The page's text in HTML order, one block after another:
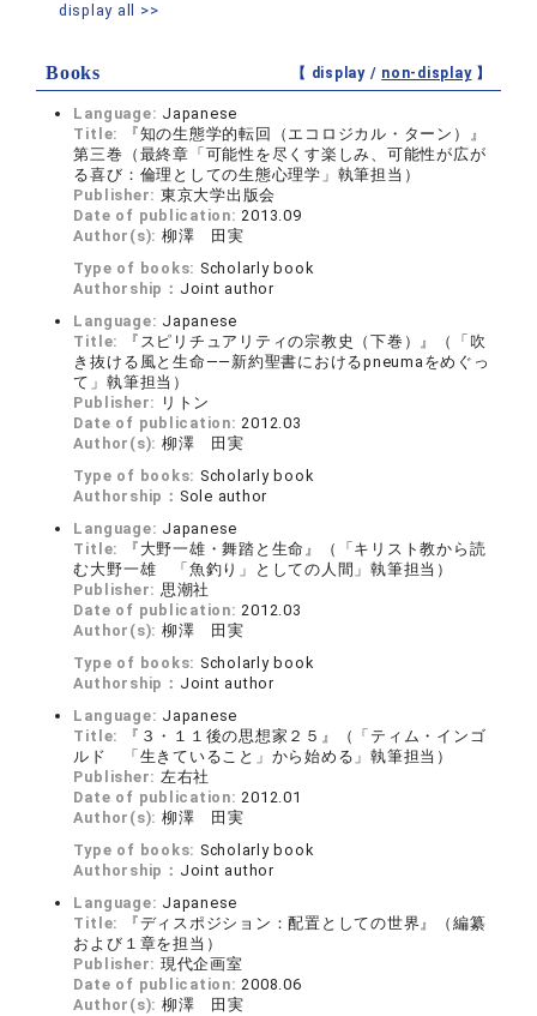
display all >>
Books 【 display / non-display】
Language: Japanese
Title:
『知の生態学的転回（エコロジカル・ターン）』
第三巻（最終章「可能性を尽くす楽しみ、可能性が広が
る喜び：倫理としての生態心理学」執筆担当）
Publisher: 東京大学出版会
Date of publication:2013.09
Author(s): 柳澤 田実
Type of books: Scholarly book
Authorship： Joint author
Language: Japanese
Title:
『スピリチュアリティの宗教史（下巻）』（「吹
き抜ける風と生命――新約聖書におけるpneumaをめぐっ
て」執筆担当）
Publisher: リトン
Date of publication:2012.03
Author(s): 柳澤 田実
Type of books: Scholarly book
Authorship： Sole author
Language: Japanese
Title:
『大野一雄・舞踏と生命』（「キリスト教から読
む大野一雄 「魚釣り」としての人間」執筆担当）
Publisher: 思潮社
Date of publication:2012.03
Author(s): 柳澤 田実
Type of books: Scholarly book
Authorship： Joint author
Language: Japanese
Title:
『３・１１後の思想家２５』（「ティム・インゴ
ルド 「生きていること」から始める」執筆担当）
Publisher: 左右社
Date of publication:2012.01
Author(s): 柳澤 田実
Type of books: Scholarly book
Authorship： Joint author
Language: Japanese
Title:
『ディスポジション：配置としての世界』（編纂
および１章を担当）
Publisher: 現代企画室
Date of publication:2008.06
Author(s): 柳澤 田実